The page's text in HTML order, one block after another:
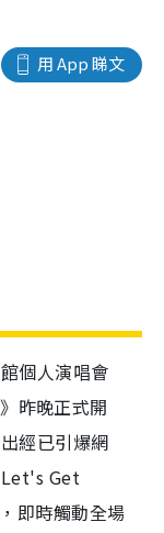
用 App 睇文
個人演唱會
昨晚正式開
經已引爆網
Let's Get
即時觸動全場